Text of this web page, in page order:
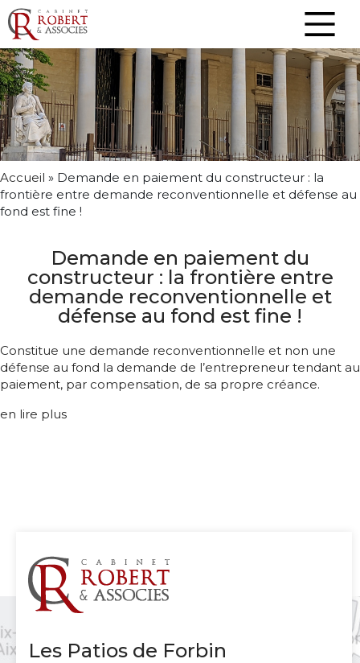
Accueil » Demande en paiement du constructeur : la
frontière entre demande reconventionnelle et défense au
fond est fine !
Demande en paiement du
constructeur : la frontière entre
demande reconventionnelle et
défense au fond est fine !
Constitue une demande reconventionnelle et non une
défense au fond la demande de l’entrepreneur tendant au
paiement, par compensation, de sa propre créance.
en lire plus
Les Patios de Forbin